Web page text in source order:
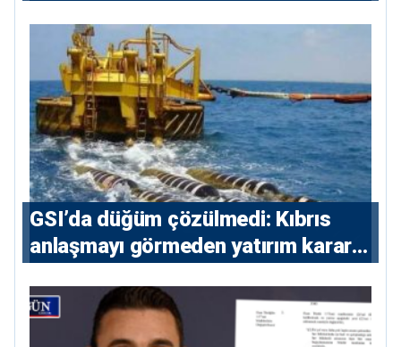
GSI’da düğüm çözülmedi: Kıbrıs
anlaşmayı görmeden yatırım kararı